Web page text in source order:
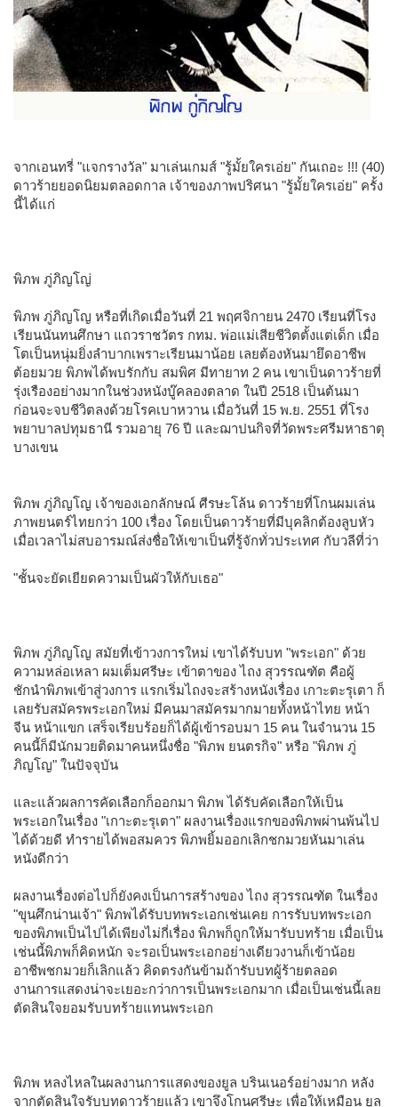
จากเอนทรี่ "แจกรางวัล" มาเล่นเกมส์ "รู้มั้ยใครเอ่ย" กันเถอะ !!! (40)
ดาวร้ายยอดนิยมตลอดกาล เจ้าของภาพปริศนา "รู้มั้ยใครเอ่ย" ครั้ง
นี้ได้แก่
พิภพ ภู่ภิญโญ่
พิภพ ภู่ภิญโญ หรือที่เกิดเมื่อวันที่ 21 พฤศจิกายน 2470 เรียนที่โรง
เรียนนันทนศึกษา แถวราชวัตร กทม. พ่อแม่เสียชีวิตตั้งแต่เด็ก เมื่อ
โตเป็นหนุ่มยิ่งลำบากเพราะเรียนมาน้อย เลยต้องหันมายึดอาชีพ
ต้อยมวย พิภพได้พบรักกับ สมพิศ มีทายาท 2 คน เขาเป็นดาวร้ายที่
รุ่งเรืองอย่างมากในช่วงหนังบู๊คลองตลาด ในปี 2518 เป็นต้นมา
ก่อนจะจบชีวิตลงด้วยโรคเบาหวาน เมื่อวันที่ 15 พ.ย. 2551 ที่โรง
พยาบาลปทุมธานี รวมอายุ 76 ปี และฌาปนกิจที่วัดพระศรีมหาธาตุ
บางเขน
พิภพ ภู่ภิญโญ เจ้าของเอกลักษณ์ ศีรษะโล้น ดาวร้ายที่โกนผมเล่น
ภาพยนตร์ไทยกว่า 100 เรื่อง โดยเป็นดาวร้ายที่มีบุคลิกต้องลูบหัว
เมื่อเวลาไม่สบอารมณ์ส่งชื่อให้เขาเป็นที่รู้จักทั่วประเทศ กับวลีที่ว่า
"ชั้นจะยัดเยียดความเป็นผัวให้กับเธอ"
พิภพ ภู่ภิญโญ สมัยที่เข้าวงการใหม่ เขาได้รับบท "พระเอก" ด้วย
ความหล่อเหลา ผมเต็มศรีษะ เข้าตาของ ไถง สุวรรณฑัต คือผู้
ชักนำพิภพเข้าสู่วงการ แรกเริ่มไถงจะสร้างหนังเรื่อง เกาะตะรุเตา ก็
เลยรับสมัครพระเอกใหม่ มีคนมาสมัครมากมายทั้งหน้าไทย หน้า
จีน หน้าแขก เสร็จเรียบร้อยก็ได้ผู้เข้ารอบมา 15 คน ในจำนวน 15
คนนี้ก็มีนักมวยติดมาคนหนึ่งชื่อ "พิภพ ยนตรกิจ" หรือ "พิภพ ภู่
ภิญโญ" ในปัจจุบัน
และแล้วผลการคัดเลือกก็ออกมา พิภพ ได้รับคัดเลือกให้เป็น
พระเอกในเรื่อง "เกาะตะรุเตา" ผลงานเรื่องแรกของพิภพผ่านพ้นไป
ได้ด้วยดี ทำรายได้พอสมควร พิภพยิ้มออกเลิกชกมวยหันมาเล่น
หนังดีกว่า
ผลงานเรื่องต่อไปก็ยังคงเป็นการสร้างของ ไถง สุวรรณฑัต ในเรื่อง
"ขุนศึกน่านเจ้า" พิภพได้รับบทพระเอกเช่นเคย การรับบทพระเอก
ของพิภพเป็นไปได้เพียงไม่กี่เรื่อง พิภพก็ถูกให้มารับบทร้าย เมื่อเป็น
เช่นนี้พิภพก็คิดหนัก จะรอเป็นพระเอกอย่างเดียวงานก็เข้าน้อย
อาชีพชกมวยก็เลิกแล้ว คิดตรงกันข้ามถ้ารับบทผู้ร้ายตลอด
งานการแสดงน่าจะเยอะกว่าการเป็นพระเอกมาก เมื่อเป็นเช่นนี้เลย
ตัดสินใจยอมรับบทร้ายแทนพระเอก
พิภพ หลงไหลในผลงานการแสดงของยูล บรินเนอร์อย่างมาก หลัง
จากตัดสินใจรับบทดาวร้ายแล้ว เขาจึงโกนศรีษะ เพื่อให้เหมือน ยูล